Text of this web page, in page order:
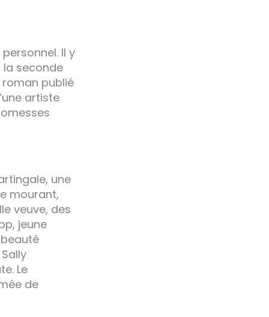
Il y
la seconde
publié
artiste
une
mourant,
veuve, des
jeune
Le
de